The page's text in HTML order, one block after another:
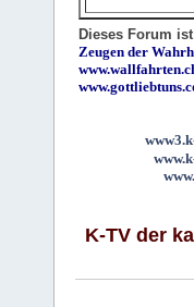
Dieses Forum
Zeugen der
K-TV der